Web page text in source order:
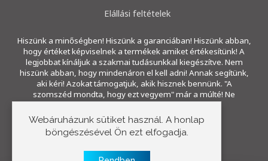
Elállási feltételek
Hiszünk a minőségben! Hiszünk a garanciában! Hiszünk abban,
hogy értéket képviselnek a termékek amiket értékesítünk! A
legjobbat kínáljuk a szakmai tudásunkkal kiegészítve. Nem
hiszünk abban, hogy mindenáron el kell adni! Annak segítünk,
aki kéri! Azokat támogatjuk, akik hisznek bennünk. "A
szomszéd mondta, hogy ezt vegyem" már a múlté! Ne
ragadjon a múltban!
Copyright © 2023 E-szivattyú
Webáruházunk sütiket használ. A honlap
böngészésével Ön ezt elfogadja.